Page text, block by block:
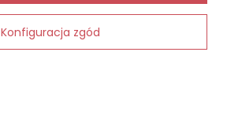
Dodaj do koszyka
Kontakt
Konfiguracja zgód